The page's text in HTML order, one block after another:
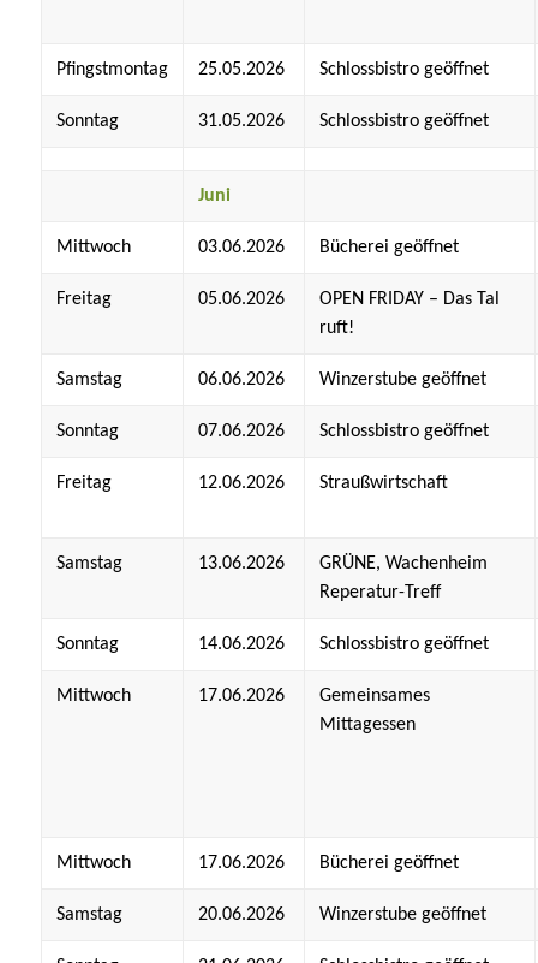
Pfingstmontag 25.05.2026 Schlossbistro geöffnet
Sonntag 31.05.2026 Schlossbistro geöffnet
Juni
Mittwoch 03.06.2026 Bücherei geöffnet
Freitag 05.06.2026
OPEN FRIDAY – Das Tal
ruft!
Samstag 06.06.2026 Winzerstube geöffnet
Sonntag 07.06.2026 Schlossbistro geöffnet
Freitag 12.06.2026 Straußwirtschaft
Samstag 13.06.2026
GRÜNE, Wachenheim
Reperatur-Treff
Sonntag 14.06.2026 Schlossbistro geöffnet
Mittwoch 17.06.2026
Gemeinsames
Mittagessen
Mittwoch 17.06.2026 Bücherei geöffnet
Samstag 20.06.2026 Winzerstube geöffnet